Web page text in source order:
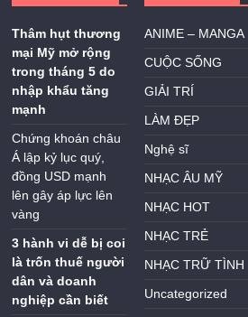
Thâm hụt thương
mại Mỹ mở rộng
trong tháng 5 do
nhập khẩu tăng
mạnh
Chứng khoán châu
Á lập kỷ lục quý,
đồng USD mạnh
lên gây áp lực lên
vàng
3 hành vi dễ bị coi
là trốn thuế người
dân và doanh
nghiệp cần biết
ANIME – MANGA
CUỘC SỐNG
GIẢI TRÍ
LÀM ĐẸP
Nghệ sĩ
NHẠC ÂU MỸ
NHẠC HOT
NHẠC TRẺ
NHẠC TRỮ TÌNH
Uncategorized